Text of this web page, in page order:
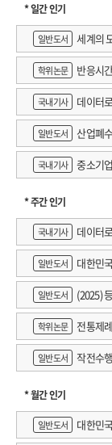
* 일간 인기
일반도서
세계의
학위논문 반응시
국내기사 데이터
일반도서 산업폐
국내기사
중소기
* 주간 인기
국내기사
데이터
일반도서 대한민
일반도서 (2025)
학위논문 전통제
일반도서 작전수
* 월간 인기
일반도서
대한민